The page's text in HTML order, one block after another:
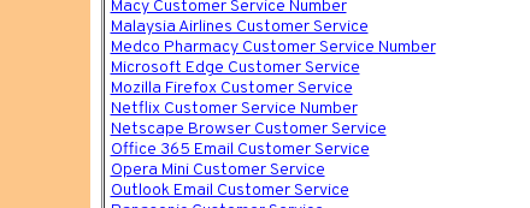
Macy Customer Service Number
Malaysia Airlines Customer Service
Medco Pharmacy Customer Service Number
Microsoft Edge Customer Service
Mozilla Firefox Customer Service
Netflix Customer Service Number
Netscape Browser Customer Service
Office 365 Email Customer Service
Opera Mini Customer Service
Outlook Email Customer Service